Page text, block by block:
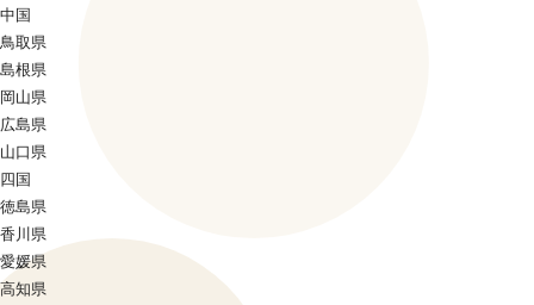
中国
鳥取県
島根県
岡山県
広島県
山口県
四国
徳島県
香川県
愛媛県
高知県